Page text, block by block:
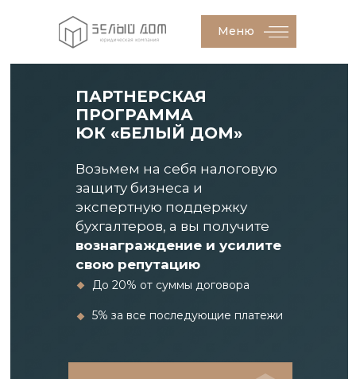
Меню
Меню
Возьмем на себя налоговую
защиту бизнеса и
экспертную поддержку
бухгалтеров, а вы получите
вознаграждение и усилите
свою репутацию
ПАРТНЕРСКАЯ
ПРОГРАММА
ЮК «БЕЛЫЙ ДОМ»
До 20% от суммы договора
5% за все последующие платежи